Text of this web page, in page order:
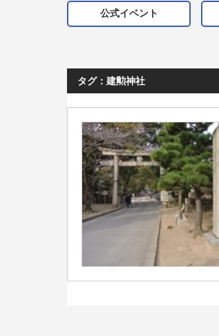
公式イベント
タグ：建勲神社